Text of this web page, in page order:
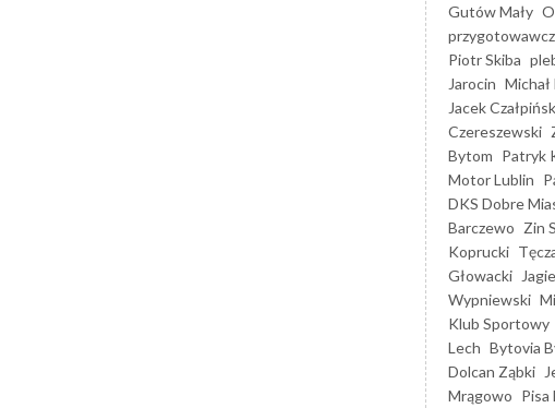
Gutów Mały
Piotr Skiba
Jarocin
Jacek
Czereszewski
Bytom Patryk
Motor Lublin
DKS Dobre
Barczewo Zin
Koprucki
Głowacki
Wypniewski
Klub Sportowy
Lech Bytovia
Dolcan Ząbki
Mrągowo Pisa